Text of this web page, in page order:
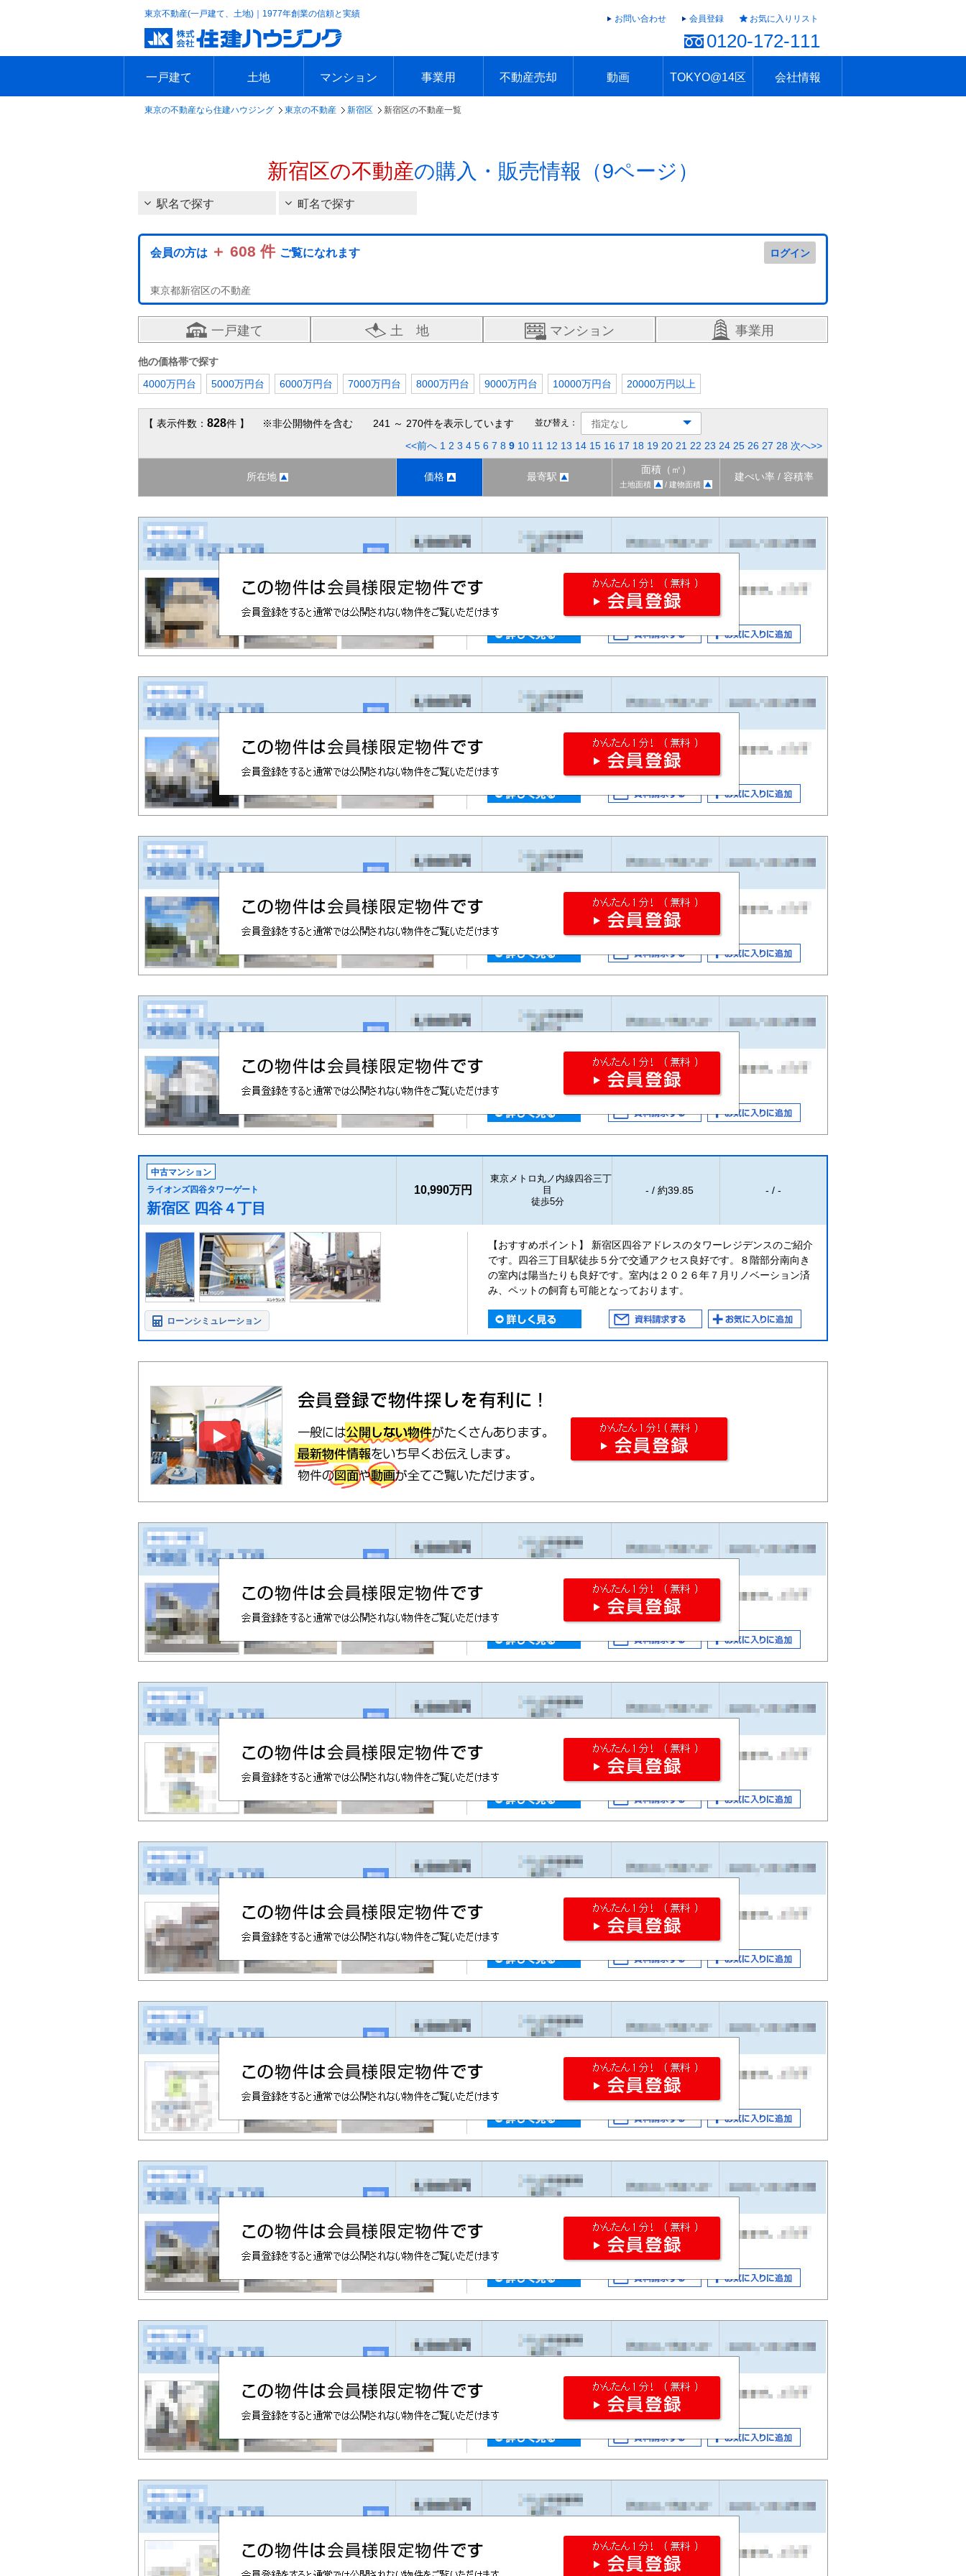
東京不動産(一戸建て、土地)｜1977年創業の信頼と実績
お問い合わせ 会員登録 お気に入りリスト
0120-172-111
一戸建て
エリアで探す
沿線で探す
新築一戸建て
中古一戸建て
本日の新着物件
今週の新着物件
土地
エリアで探す
沿線で探す
本日の新着物件
今週の新着物件
マンション
エリアで探す
沿線で探す
本日の新着物件
今週の新着物件
事業用
エリアで探す
沿線で探す
本日の新着物件
今週の新着物件
不動産売却 動画 TOKYO@14区 会社情報
東京の不動産なら住建ハウジング 東京の不動産 新宿区 新宿区の不動産一覧
新宿区の不動産の購入・販売情報（9ページ）
駅名で探す 町名で探す
会員の方は ＋ 608 件 ご覧になれます ログイン
東京都新宿区の不動産
一戸建て 土 地 マンション 事業用
他の価格帯で探す
4000万円台
5000万円台 6000万円台 7000万円台 8000万円台 9000万円台 10000万円台 20000万円以上
【 表示件数： 828件 】 ※非公開物件を含む 241 ～ 270件を表示しています 並び替え：
<<前へ 1 2 3 4 5 6 7 8 9 10 11 12 13 14 15 16 17 18 19 20 21 22 23 24 25 26 27 28 次へ>>
所在地 価格 最寄駅
面積（㎡）
土地面積 / 建物面積
建ぺい率 / 容積率
中古マンション
ライオンズ四谷タワーゲート
新宿区 四谷４丁目
10,990万円
東京メトロ丸ノ内線四谷三丁
目
徒歩5分
- / 約39.85 - / -
【おすすめポイント】 新宿区四谷アドレスのタワーレジデンスのご紹介
です。四谷三丁目駅徒歩５分で交通アクセス良好です。８階部分南向き
の室内は陽当たりも良好です。室内は２０２６年７月リノベーション済
み、ペットの飼育も可能となっております。
ローンシミュレーション